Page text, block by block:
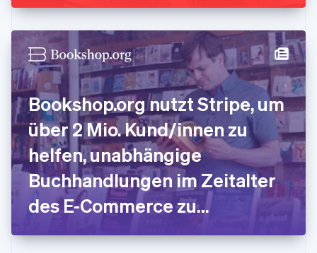
Bookshop.org nutzt Stripe, um
über 2 Mio. Kund/innen zu
helfen, unabhängige
Buchhandlungen im Zeitalter
des E-Commerce zu
unterstützen
Japan
日本語English
Kanada
EnglishFrançais
Kroatien
English Italiano
Lettland
English
Liechtenstein
Deutsch English
Litauen
English
Luxemburg
Français DeutschEnglish
Malaysia
Malta